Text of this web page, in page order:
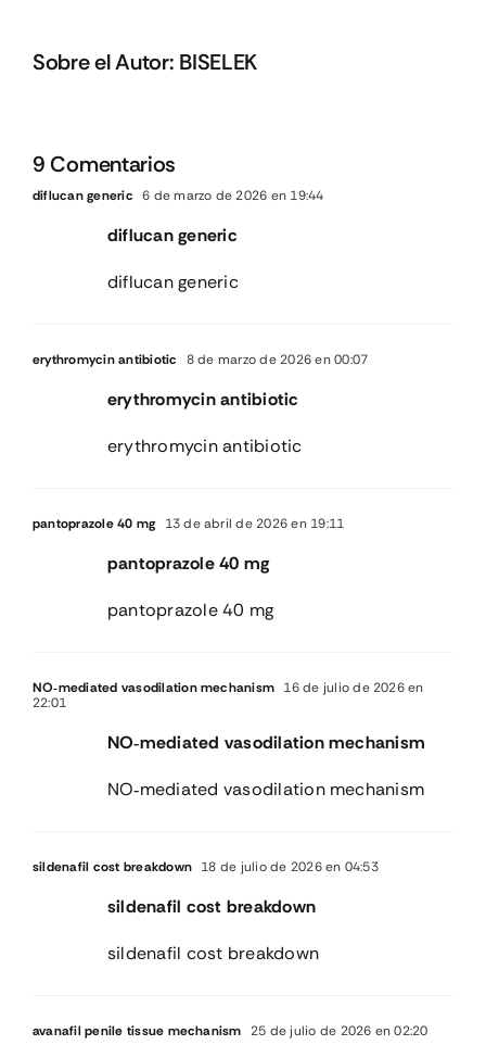
Sobre el Autor: BISELEK
9 Comentarios
diflucan generic 6 de marzo de 2026 en 19:44
diflucan generic
diflucan generic
erythromycin antibiotic 8 de marzo de 2026 en 00:07
erythromycin antibiotic
erythromycin antibiotic
pantoprazole 40 mg 13 de abril de 2026 en 19:11
pantoprazole 40 mg
pantoprazole 40 mg
NO‑mediated vasodilation mechanism 16 de julio de 2026 en
22:01
NO‑mediated vasodilation mechanism
NO‑mediated vasodilation mechanism
sildenafil cost breakdown 18 de julio de 2026 en 04:53
sildenafil cost breakdown
sildenafil cost breakdown
avanafil penile tissue mechanism 25 de julio de 2026 en 02:20